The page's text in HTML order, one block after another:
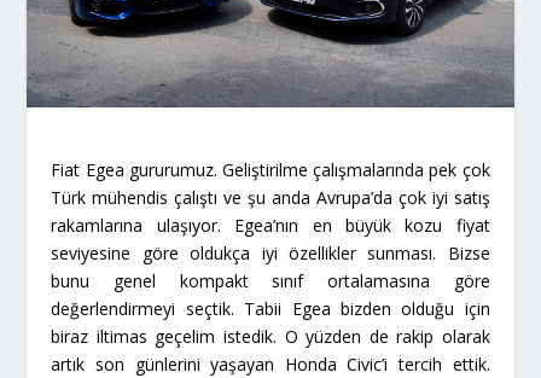
Fiat Egea gururumuz. Geliştirilme çalışmalarında pek çok
Türk mühendis çalıştı ve şu anda Avrupa’da çok iyi satış
rakamlarına ulaşıyor. Egea’nın en büyük kozu fiyat
seviyesine göre oldukça iyi özellikler sunması. Bizse
bunu genel kompakt sınıf ortalamasına göre
değerlendirmeyi seçtik. Tabii Egea bizden olduğu için
biraz iltimas geçelim istedik. O yüzden de rakip olarak
artık son günlerini yaşayan Honda Civic’i tercih ettik.